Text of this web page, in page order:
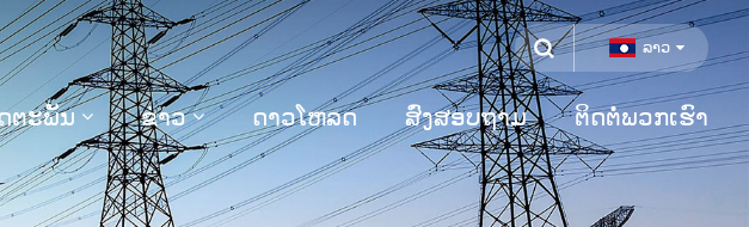
ລາວ
ຕະພັນ ຂ່າວ ດາວໂຫລດ ສົ່ງສອບຖາມ ຕິດຕໍ່ພວກເຮົາ